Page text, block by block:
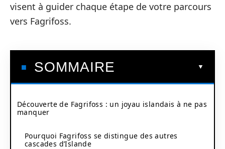
visent à guider chaque étape de votre parcours
vers Fagrifoss.
SOMMAIRE
Découverte de Fagrifoss : un joyau islandais à ne pas
manquer
Pourquoi Fagrifoss se distingue des autres
cascades d’Islande